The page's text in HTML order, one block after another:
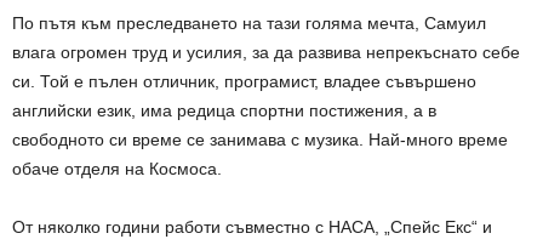
По пътя към преследването на тази голяма мечта, Самуил
влага огромен труд и усилия, за да развива непрекъснато себе
си. Той е пълен отличник, програмист, владее съвършено
английски език, има редица спортни постижения, а в
свободното си време се занимава с музика. Най-много време
обаче отделя на Космоса.
От няколко години работи съвместно с НАСА, „Спейс Екс“ и